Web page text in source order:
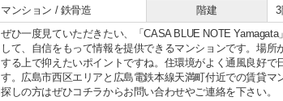
マンション / 鉄骨造 階建 3
ぜひ一度見ていただきたい、「CASA BLUE NOTE
して、自信をもって情報を提供できるマンションです。場所
する上で抑えたいポイントですね。住環境がよく通風良好で
す。広島市西区エリアと広島電鉄本線天満町付近での賃貸マ
探しの方はぜひコチラからお問い合わせやご連絡を下さい。